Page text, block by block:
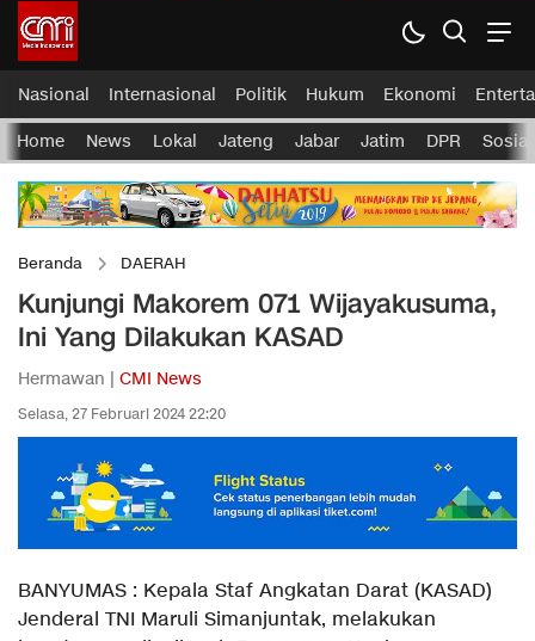
Nasional Internasional Politik Hukum Ekonomi
Home News Lokal Jateng Jabar Jatim DPR Sosial
Beranda DAERAH
Kunjungi Makorem 071 Wijayakusuma,
Ini Yang Dilakukan KASAD
Hermawan | CMI News
Selasa, 27 Februari 2024 22:20
BANYUMAS : Kepala Staf Angkatan Darat (KASAD)
Jenderal TNI Maruli Simanjuntak, melakukan